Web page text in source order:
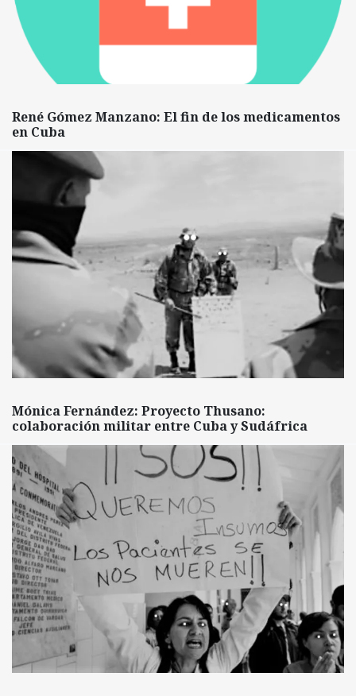
René Gómez Manzano: El fin de los medicamentos
en Cuba
Mónica Fernández: Proyecto Thusano:
colaboración militar entre Cuba y Sudáfrica